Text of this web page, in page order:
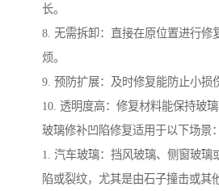
长。
8. 无需拆卸：直接在原位置进行修
烦。
9. 预防扩展：及时修复能防止小损
10. 透明度高：修复材料能保持玻璃
玻璃修补凹陷修复适用于以下场景：
1. 汽车玻璃：挡风玻璃、侧窗玻璃
陷或裂纹，尤其是由石子撞击或其